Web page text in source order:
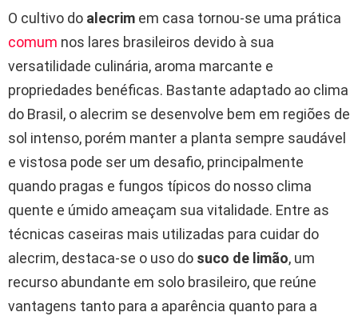
O cultivo do alecrim em casa tornou-se uma prática
comum nos lares brasileiros devido à sua
versatilidade culinária, aroma marcante e
propriedades benéficas. Bastante adaptado ao clima
do Brasil, o alecrim se desenvolve bem em regiões de
sol intenso, porém manter a planta sempre saudável
e vistosa pode ser um desafio, principalmente
quando pragas e fungos típicos do nosso clima
quente e úmido ameaçam sua vitalidade. Entre as
técnicas caseiras mais utilizadas para cuidar do
alecrim, destaca-se o uso do suco de limão, um
recurso abundante em solo brasileiro, que reúne
vantagens tanto para a aparência quanto para a